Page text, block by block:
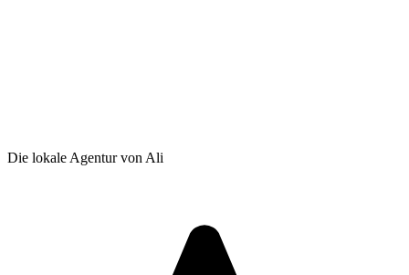
Die lokale Agentur von Ali